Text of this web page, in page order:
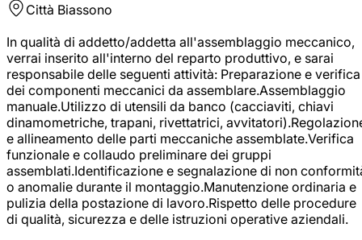
Città Biassono
In qualità di addetto/addetta all'assemblaggio meccanico,
verrai inserito all'interno del reparto produttivo, e sarai
responsabile delle seguenti attività: Preparazione e verifica
dei componenti meccanici da assemblare.Assemblaggio
manuale.Utilizzo di utensili da banco (cacciaviti, chiavi
dinamometriche, trapani, rivettatrici,
e allineamento delle parti meccaniche assemblate.Verifica
funzionale e collaudo preliminare dei gruppi
assemblati.Identificazione e segnalazione di non
o anomalie durante il montaggio.Manutenzione ordinaria e
pulizia della postazione di lavoro.Rispetto delle procedure
di qualità, sicurezza e delle istruzioni operative aziendali.